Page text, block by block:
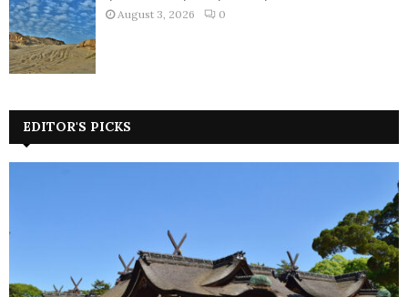
August 3, 2026 0
EDITOR'S PICKS